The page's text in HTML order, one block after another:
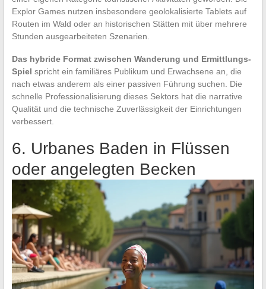
Explor Games nutzen insbesondere geolokalisierte Tablets auf
Routen im Wald oder an historischen Stätten mit über mehrere
Stunden ausgearbeiteten Szenarien.
Das hybride Format zwischen Wanderung und Ermittlungs-
Spiel spricht ein familiäres Publikum und Erwachsene an, die
nach etwas anderem als einer passiven Führung suchen. Die
schnelle Professionalisierung dieses Sektors hat die narrative
Qualität und die technische Zuverlässigkeit der Einrichtungen
verbessert.
6. Urbanes Baden in Flüssen
oder angelegten Becken